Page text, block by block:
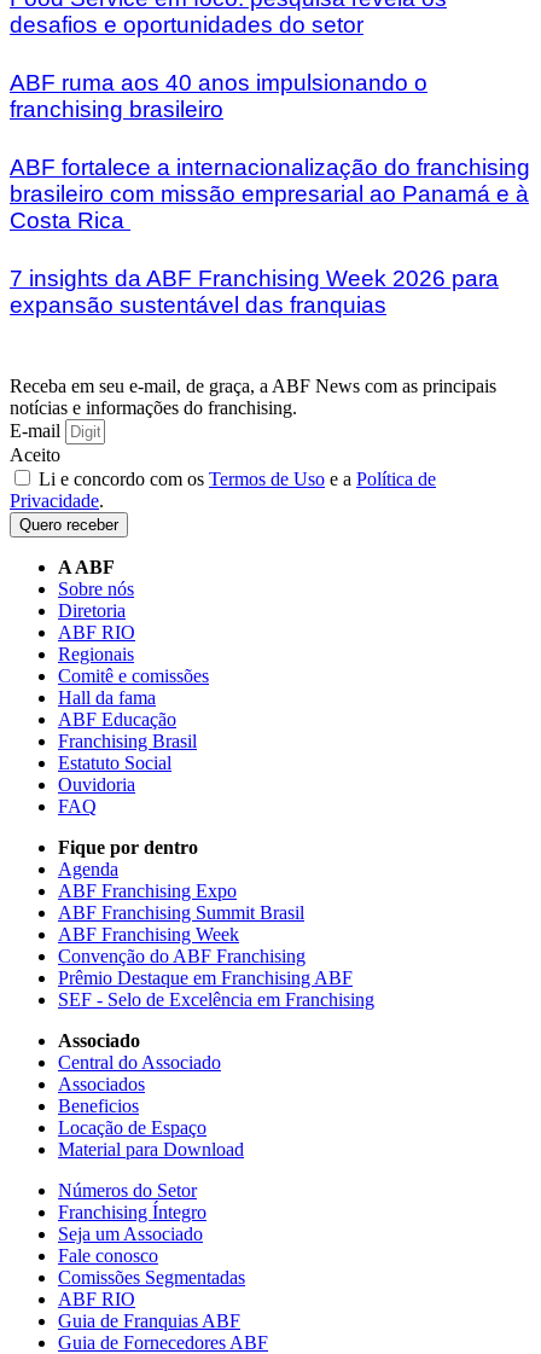
desafios e oportunidades do setor
ABF ruma aos 40 anos impulsionando o
franchising brasileiro
ABF fortalece a internacionalização do franchising
brasileiro com missão empresarial ao Panamá e à
Costa Rica
7 insights da ABF Franchising Week 2026 para
expansão sustentável das franquias
Receba em seu e-mail, de graça, a ABF News com as principais
notícias e informações do franchising.
E-mail
Aceito
Li e concordo com os Termos de Uso e a Política de
Privacidade.
Quero receber
A ABF
Sobre nós
Diretoria
ABF RIO
Regionais
Comitê e comissões
Hall da fama
ABF Educação
Franchising Brasil
Estatuto Social
Ouvidoria
FAQ
Fique por dentro
Agenda
ABF Franchising Expo
ABF Franchising Summit Brasil
ABF Franchising Week
Convenção do ABF Franchising
Prêmio Destaque em Franchising ABF
SEF - Selo de Excelência em Franchising
Associado
Central do Associado
Associados
Beneficios
Locação de Espaço
Material para Download
Números do Setor
Franchising Íntegro
Seja um Associado
Fale conosco
Comissões Segmentadas
ABF RIO
Guia de Franquias ABF
Guia de Fornecedores ABF